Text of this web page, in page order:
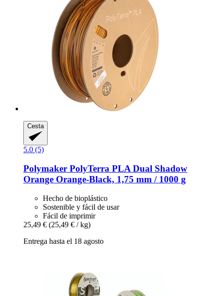
Cesta
5.0 (5)
Polymaker PolyTerra PLA Dual Shadow
Orange Orange-​Black, 1,75 mm / 1000 g
Hecho de bioplástico
Sostenible y fácil de usar
Fácil de imprimir
25,49 € (25,49 € / kg)
Entrega hasta el 18 agosto